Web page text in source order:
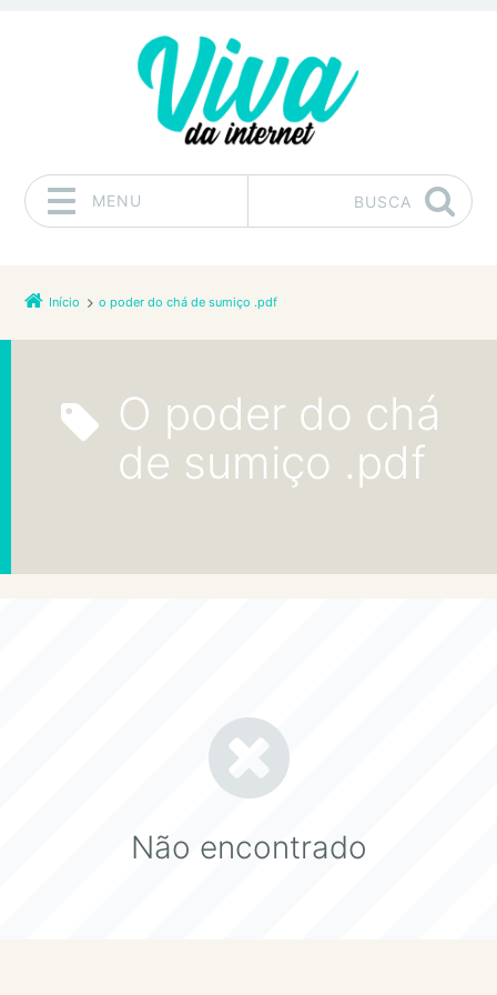
MENU BUSCA
Início o poder do chá de sumiço .pdf
o poder do chá
de sumiço .pdf
Não encontrado